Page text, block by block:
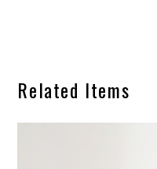
Related Items